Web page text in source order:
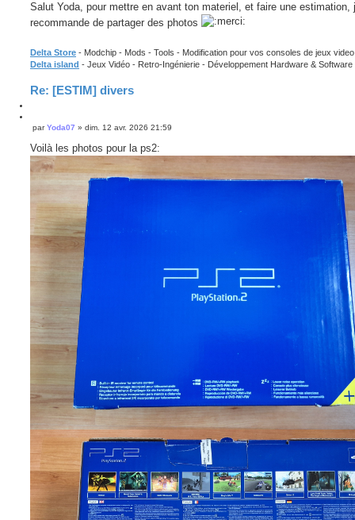
Salut Yoda, pour mettre en avant ton materiel, et faire une estimation,
recommande de partager des photos
Delta Store - Modchip - Mods - Tools - Modification pour vos consoles de jeux video
Delta island - Jeux Vidéo - Retro-Ingénierie - Développement Hardware & Software
Re: [ESTIM] divers
e
r
C
t
e
r
M
e
s
s
a
g
parYoda07 » dim. 12 avr. 2026 21:59
Voilà les photos pour la ps2: